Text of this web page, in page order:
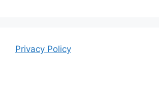
Privacy Policy